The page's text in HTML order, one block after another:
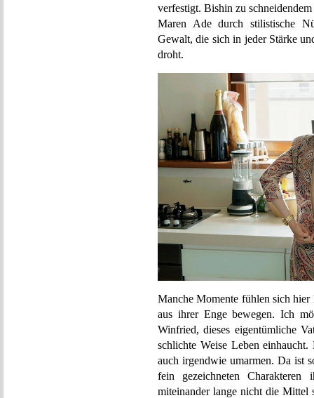
verfestigt. Bishin zu
Maren Ade durch stilistische
Gewalt, die sich in jeder Stärke
droht.
Manche Momente fühlen sich
aus ihrer Enge bewegen. Ich
Winfried, dieses eigentümliche
schlichte Weise Leben
auch irgendwie umarmen. Da ist
fein gezeichneten
miteinander lange nicht die Mittel